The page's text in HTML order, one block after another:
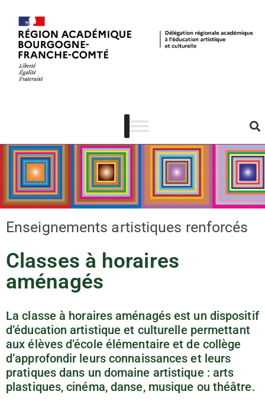
Classes à
horaires
aménagés
Enseignements artistiques renforcés
Classes à horaires
aménagés
La classe à horaires aménagés est un dispositif
d’éducation artistique et culturelle permettant
aux élèves d’école élémentaire et de collège
d’approfondir leurs connaissances et leurs
pratiques dans un domaine artistique : arts
plastiques, cinéma, danse, musique ou théâtre.